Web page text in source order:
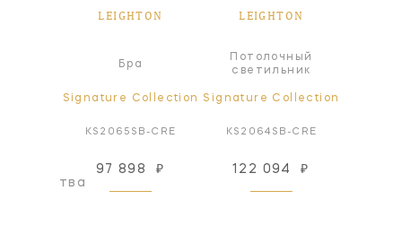
LEIGHTON
Бра
Signature Collection
KS2065SB-CRE
97 898 ₽
LEIGHTON
Потолочный
светильник
Signature Collection
KS2064SB-CRE
122 094 ₽